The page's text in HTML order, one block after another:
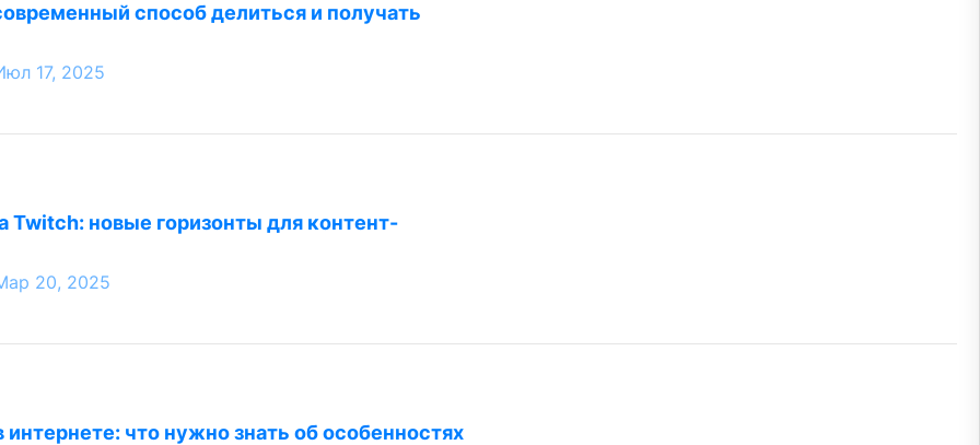
способ делиться и получать
17, 2025
Twitch: новые горизонты для контент-
20, 2025
интернете: что нужно знать об особенностях